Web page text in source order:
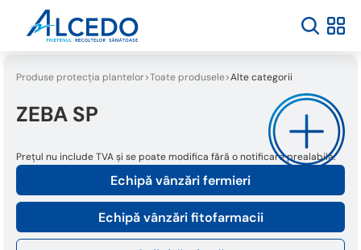
Produse protecția plantelor Toate produsele Alte categorii
ZEBA SP
Echipă vânzări fermieri
Echipă vânzări fitofarmacii
Prețul nu include TVA și se poate modifica fără o notificare prealabilă.